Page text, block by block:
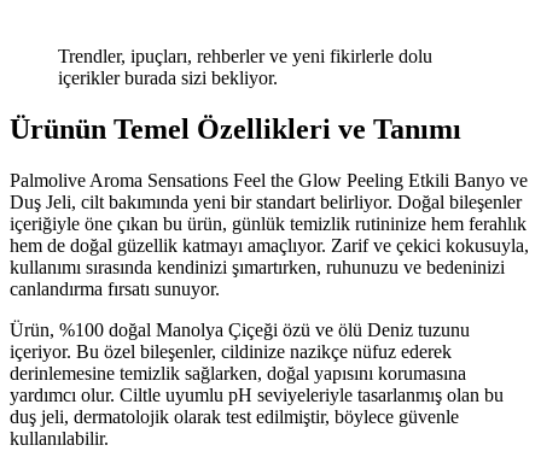
Trendler, ipuçları, rehberler ve yeni fikirlerle dolu
içerikler burada sizi bekliyor.
Ürünün Temel Özellikleri ve Tanımı
Palmolive Aroma Sensations Feel the Glow Peeling Etkili Banyo ve
Duş Jeli, cilt bakımında yeni bir standart belirliyor. Doğal bileşenler
içeriğiyle öne çıkan bu ürün, günlük temizlik rutininize hem ferahlık
hem de doğal güzellik katmayı amaçlıyor. Zarif ve çekici kokusuyla,
kullanımı sırasında kendinizi şımartırken, ruhunuzu ve bedeninizi
canlandırma fırsatı sunuyor.
Ürün, %100 doğal Manolya Çiçeği özü ve ölü Deniz tuzunu
içeriyor. Bu özel bileşenler, cildinize nazikçe nüfuz ederek
derinlemesine temizlik sağlarken, doğal yapısını korumasına
yardımcı olur. Ciltle uyumlu pH seviyeleriyle tasarlanmış olan bu
duş jeli, dermatolojik olarak test edilmiştir, böylece güvenle
kullanılabilir.